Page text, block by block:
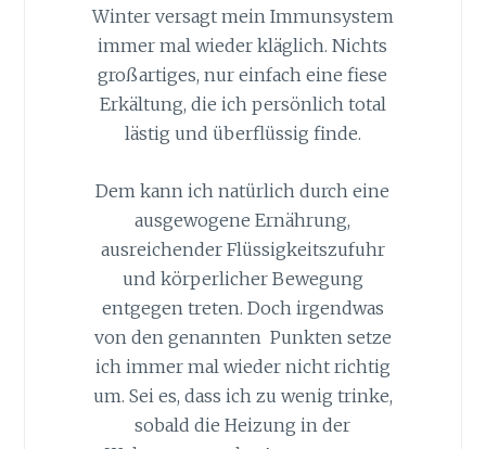
Winter versagt mein Immunsystem
immer mal wieder kläglich. Nichts
großartiges, nur einfach eine fiese
Erkältung, die ich persönlich total
lästig und überflüssig finde.
Dem kann ich natürlich durch eine
ausgewogene Ernährung,
ausreichender Flüssigkeitszufuhr
und körperlicher Bewegung
entgegen treten. Doch irgendwas
von den genannten Punkten setze
ich immer mal wieder nicht richtig
um. Sei es, dass ich zu wenig trinke,
sobald die Heizung in der